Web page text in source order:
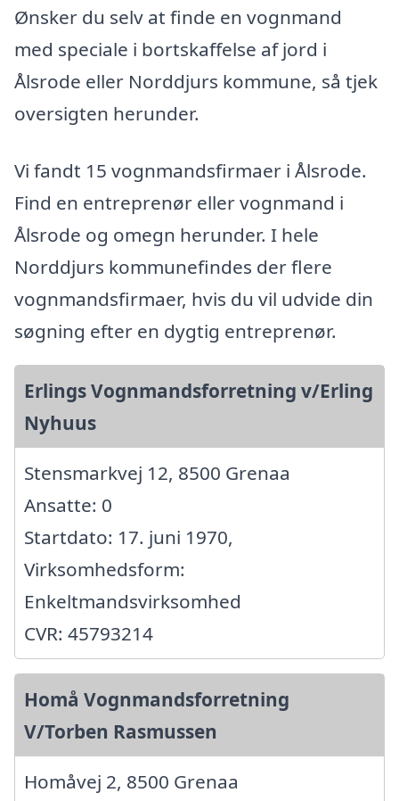
Ønsker du selv at finde en vognmand
med speciale i bortskaffelse af jord i
Ålsrode eller Norddjurs kommune, så tjek
oversigten herunder.
Vi fandt 15 vognmandsfirmaer i Ålsrode.
Find en entreprenør eller vognmand i
Ålsrode og omegn herunder. I hele
Norddjurs kommunefindes der flere
vognmandsfirmaer, hvis du vil udvide din
søgning efter en dygtig entreprenør.
Erlings Vognmandsforretning v/Erling
Nyhuus
Stensmarkvej 12, 8500 Grenaa
Ansatte: 0
Startdato: 17. juni 1970,
Virksomhedsform:
Enkeltmandsvirksomhed
CVR: 45793214
Homå Vognmandsforretning
V/Torben Rasmussen
Homåvej 2, 8500 Grenaa